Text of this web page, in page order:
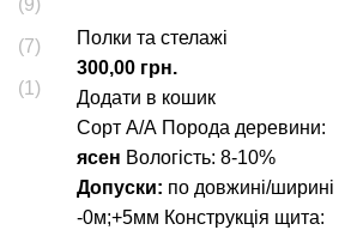
(9)
(7)
(1)
Полки та стелажі
300,00 грн.
Додати в кошик
Сорт А/А Порода деревини:
ясен Вологість: 8-10%
Допуски: по довжині/ширині
-0м;+5мм Конструкція щита: